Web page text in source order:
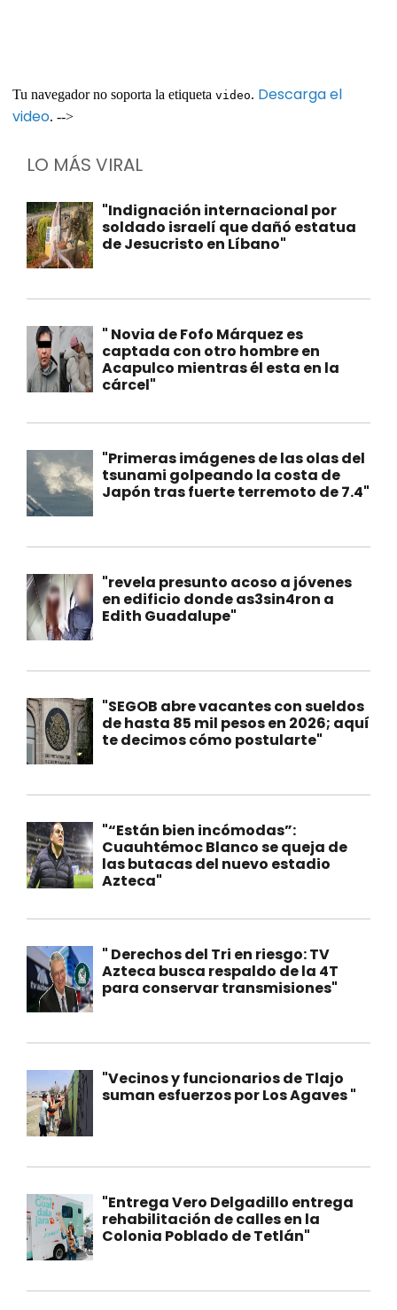
Tu navegador no soporta la etiqueta video. Descarga el
video. -->
LO MÁS VIRAL
"Indignación internacional por
soldado israelí que dañó estatua
de Jesucristo en Líbano"
" Novia de Fofo Márquez es
captada con otro hombre en
Acapulco mientras él esta en la
cárcel"
"Primeras imágenes de las olas del
tsunami golpeando la costa de
Japón tras fuerte terremoto de 7.4"
"revela presunto acoso a jóvenes
en edificio donde as3sin4ron a
Edith Guadalupe"
"SEGOB abre vacantes con sueldos
de hasta 85 mil pesos en 2026; aquí
te decimos cómo postularte"
"“Están bien incómodas”:
Cuauhtémoc Blanco se queja de
las butacas del nuevo estadio
Azteca"
" Derechos del Tri en riesgo: TV
Azteca busca respaldo de la 4T
para conservar transmisiones"
"Vecinos y funcionarios de Tlajo
suman esfuerzos por Los Agaves "
"Entrega Vero Delgadillo entrega
rehabilitación de calles en la
Colonia Poblado de Tetlán"